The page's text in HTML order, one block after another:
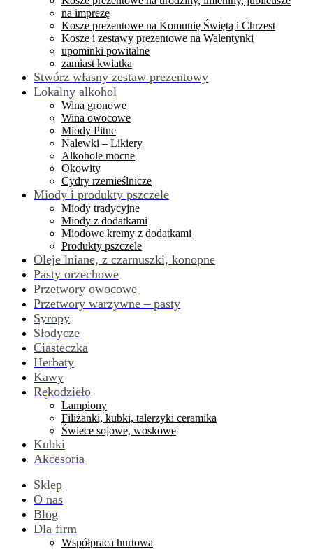
na imprezę
Kosze prezentowe na Komunię Świętą i Chrzest
Kosze i zestawy prezentowe na Walentynki
upominki powitalne
zamiast kwiatka
Stwórz własny zestaw prezentowy
Lokalny alkohol
Wina gronowe
Wina owocowe
Miody Pitne
Nalewki – Likiery
Alkohole mocne
Okowity
Cydry rzemieślnicze
Miody i produkty pszczele
Miody tradycyjne
Miody z dodatkami
Miodowe kremy z dodatkami
Produkty pszczele
Oleje lniane, z czarnuszki, konopne
Pasty orzechowe
Przetwory owocowe
Przetwory warzywne – pasty
Syropy
Słodycze
Ciasteczka
Herbaty
Kawy
Rękodzieło
Lampiony
Filiżanki, kubki, talerzyki ceramika
Świece sojowe, woskowe
Kubki
Akcesoria
Sklep
O nas
Blog
Dla firm
Współpraca hurtowa